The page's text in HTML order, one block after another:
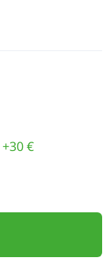
+30 €